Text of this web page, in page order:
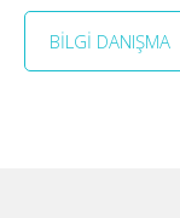
BİLGİ DANIŞMA